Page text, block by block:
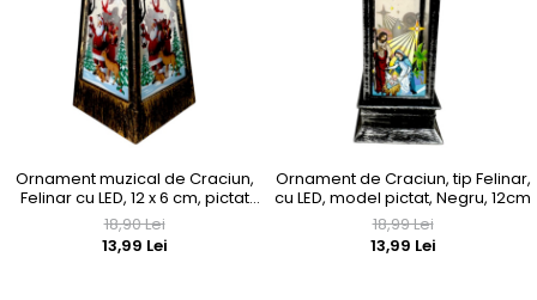
Ornament muzical de Craciun,
Felinar cu LED, 12 x 6 cm, pictat
manual, bronz
18,90 Lei
13,99 Lei
Ornament de Craciun, tip Felinar,
cu LED, model pictat, Negru, 12cm
18,99 Lei
13,99 Lei